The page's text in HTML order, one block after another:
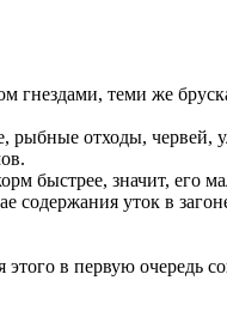
гнездами, теми же
рыбные отходы, червей,
быстрее, значит, его
содержания уток в
в первую очередь